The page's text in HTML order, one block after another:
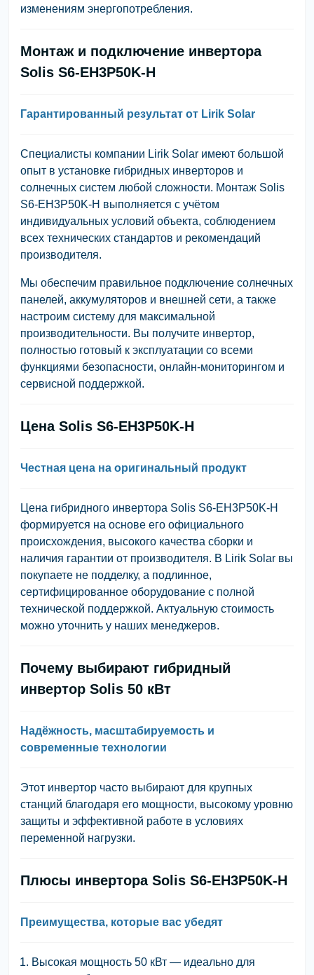
изменениям энергопотребления.
Монтаж и подключение инвертора
Solis S6-EH3P50K-H
Гарантированный результат от Lirik Solar
Специалисты компании Lirik Solar имеют большой
опыт в установке гибридных инверторов и
солнечных систем любой сложности. Монтаж Solis
S6-EH3P50K-H выполняется с учётом
индивидуальных условий объекта, соблюдением
всех технических стандартов и рекомендаций
производителя.
Мы обеспечим правильное подключение солнечных
панелей, аккумуляторов и внешней сети, а также
настроим систему для максимальной
производительности. Вы получите инвертор,
полностью готовый к эксплуатации со всеми
функциями безопасности, онлайн-мониторингом и
сервисной поддержкой.
Цена Solis S6-EH3P50K-H
Честная цена на оригинальный продукт
Цена гибридного инвертора Solis S6-EH3P50K-H
формируется на основе его официального
происхождения, высокого качества сборки и
наличия гарантии от производителя. В Lirik Solar вы
покупаете не подделку, а подлинное,
сертифицированное оборудование с полной
технической поддержкой. Актуальную стоимость
можно уточнить у наших менеджеров.
Почему выбирают гибридный
инвертор Solis 50 кВт
Надёжность, масштабируемость и
современные технологии
Этот инвертор часто выбирают для крупных
станций благодаря его мощности, высокому уровню
защиты и эффективной работе в условиях
переменной нагрузки.
Плюсы инвертора Solis S6-EH3P50K-H
Преимущества, которые вас убедят
Высокая мощность 50 кВт — идеально для